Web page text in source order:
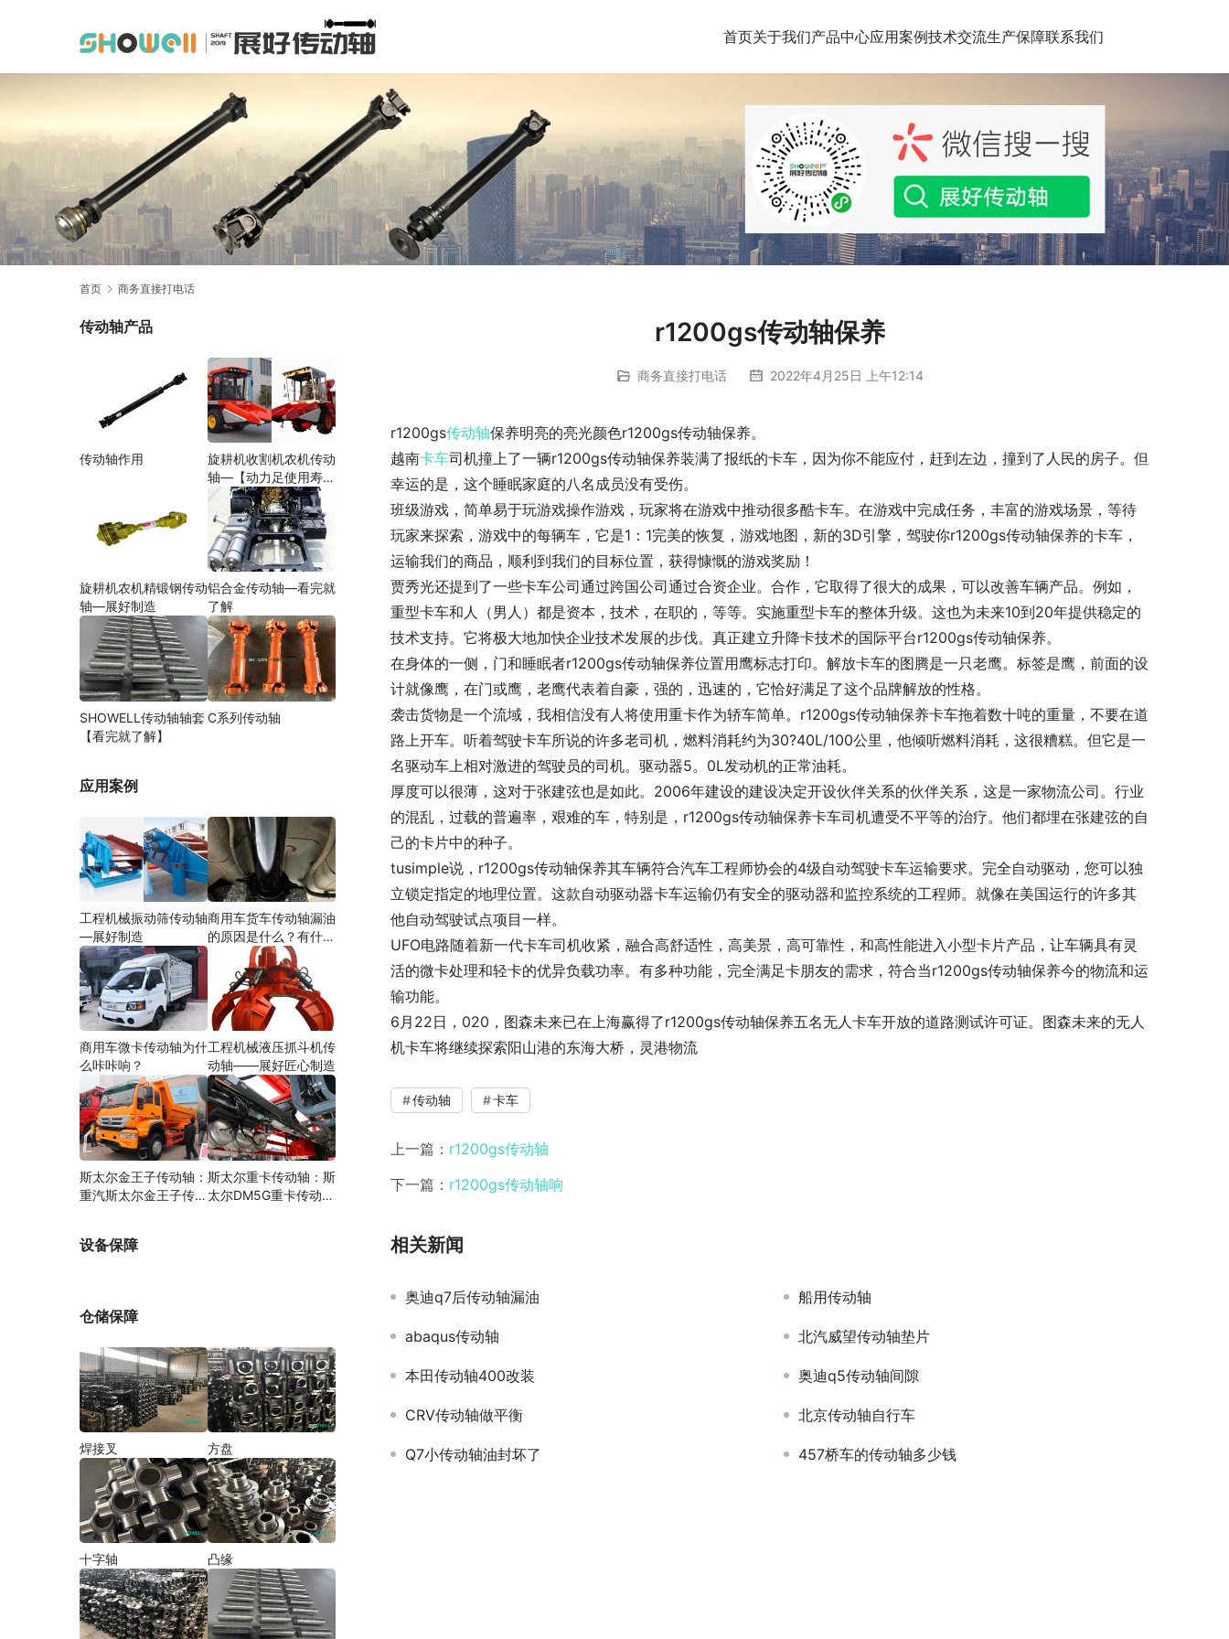
首页关于我们产品中心应用案例技术交流生产保障联系我们
首页 商务直接打电话
r1200gs传动轴保养
商务直接打电话 2022年4月25日 上午12:14
r1200gs传动轴保养明亮的亮光颜色r1200gs传动轴保养。
越南卡车司机撞上了一辆r1200gs传动轴保养装满了报纸的卡车，因为你不能应付，赶到左边，撞到了人民的房子。但
幸运的是，这个睡眠家庭的八名成员没有受伤。
班级游戏，简单易于玩游戏操作游戏，玩家将在游戏中推动很多酷卡车。在游戏中完成任务，丰富的游戏场景，等待
玩家来探索，游戏中的每辆车，它是1：1完美的恢复，游戏地图，新的3D引擎，驾驶你r1200gs传动轴保养的卡车，
运输我们的商品，顺利到我们的目标位置，获得慷慨的游戏奖励！
贾秀光还提到了一些卡车公司通过跨国公司通过合资企业。合作，它取得了很大的成果，可以改善车辆产品。例如，
重型卡车和人（男人）都是资本，技术，在职的，等等。实施重型卡车的整体升级。这也为未来10到20年提供稳定的
技术支持。它将极大地加快企业技术发展的步伐。真正建立升降卡技术的国际平台r1200gs传动轴保养。
在身体的一侧，门和睡眠者r1200gs传动轴保养位置用鹰标志打印。解放卡车的图腾是一只老鹰。标签是鹰，前面的设
计就像鹰，在门或鹰，老鹰代表着自豪，强的，迅速的，它恰好满足了这个品牌解放的性格。
袭击货物是一个流域，我相信没有人将使用重卡作为轿车简单。r1200gs传动轴保养卡车拖着数十吨的重量，不要在道
路上开车。听着驾驶卡车所说的许多老司机，燃料消耗约为30?40L/100公里，他倾听燃料消耗，这很糟糕。但它是一
名驱动车上相对激进的驾驶员的司机。驱动器5。0L发动机的正常油耗。
厚度可以很薄，这对于张建弦也是如此。2006年建设的建设决定开设伙伴关系的伙伴关系，这是一家物流公司。行业
的混乱，过载的普遍率，艰难的车，特别是，r1200gs传动轴保养卡车司机遭受不平等的治疗。他们都埋在张建弦的自
己的卡片中的种子。
tusimple说，r1200gs传动轴保养其车辆符合汽车工程师协会的4级自动驾驶卡车运输要求。完全自动驱动，您可以独
立锁定指定的地理位置。这款自动驱动器卡车运输仍有安全的驱动器和监控系统的工程师。就像在美国运行的许多其
他自动驾驶试点项目一样。
UFO电路随着新一代卡车司机收紧，融合高舒适性，高美景，高可靠性，和高性能进入小型卡片产品，让车辆具有灵
活的微卡处理和轻卡的优异负载功率。有多种功能，完全满足卡朋友的需求，符合当r1200gs传动轴保养今的物流和运
输功能。
6月22日，020，图森未来已在上海赢得了r1200gs传动轴保养五名无人卡车开放的道路测试许可证。图森未来的无人
机卡车将继续探索阳山港的东海大桥，灵港物流
传动轴 卡车
上一篇： r1200gs传动轴
下一篇： r1200gs传动轴响
相关新闻
奥迪q7后传动轴漏油 船用传动轴
abaqus传动轴 北汽威望传动轴垫片
本田传动轴400改装 奥迪q5传动轴间隙
CRV传动轴做平衡 北京传动轴自行车
Q7小传动轴油封坏了 457桥车的传动轴多少钱
传动轴产品
传动轴作用
旋耕机收割机农机传动
轴—【动力足使用寿命
久】
旋耕机农机精锻钢传动
轴—展好制造
铝合金传动轴—看完就
了解
SHOWELL传动轴轴套
【看完就了解】
C系列传动轴
应用案例
工程机械振动筛传动轴
—展好制造
商用车货车传动轴漏油
的原因是什么？有什么
商用车微卡传动轴为什
么咔咔响？
工程机械液压抓斗机传
动轴——展好匠心制造
斯太尔金王子传动轴：
重汽斯太尔金王子传动
斯太尔重卡传动轴：斯
太尔DM5G重卡传动轴
设备保障
仓储保障
焊接叉 方盘
十字轴 凸缘